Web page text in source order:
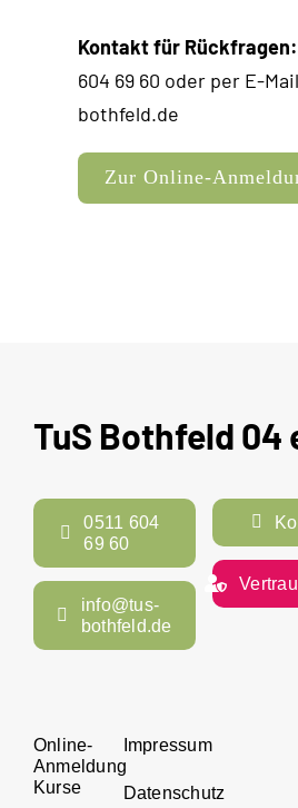
Kontakt für Rückfragen:
604 69 60 oder per E-
bothfeld.de
Zur Online-
TuS Bothfeld 04
0511 604
69 60
info@tus-
bothfeld.de
Online-
Anmeldung
Kurse
Impressum
Datenschutz